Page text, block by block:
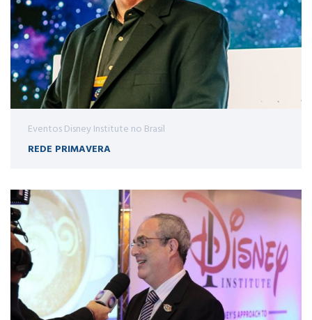
Eventos Disney Institute no Brasil
REDE PRIMAVERA